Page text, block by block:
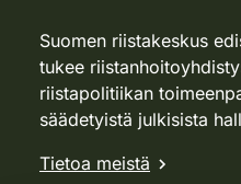
Suomen riistakeskus
tukee
riistapolitiikan
säädetyistä julkisista
Tietoa meistä